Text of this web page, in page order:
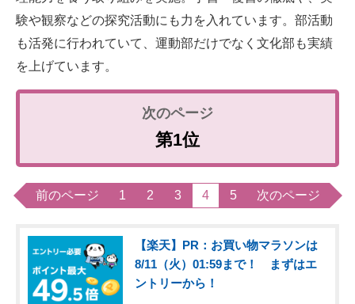
験や観察などの探究活動にも力を入れています。部活動
も活発に行われていて、運動部だけでなく文化部も実績
を上げています。
第1位
前のページ 1 2 3 4 5 次のページ
【楽天】PR：お買い物マラソンは
8/11（火）01:59まで！ まずはエ
ントリーから！